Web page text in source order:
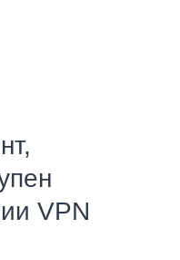
VPN